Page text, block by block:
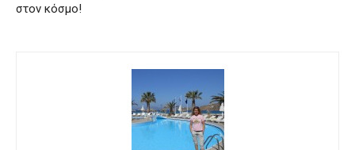
στον κόσμο!